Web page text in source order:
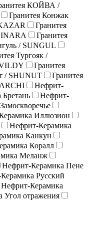
КОЙВА /
Гранитея Конжак
Гранитея
Гранитея
/ SUNGUL
Тургояк /
Гранитея
/ SHUNUT
Гранитея
Нефрит-
Нефрит-
Иллюзион
Нефрит-Керамика
Канкун
Коралл
Меланж
Нефрит-Керамика Пене
Русский
Нефрит-Керамика
Угол отражения